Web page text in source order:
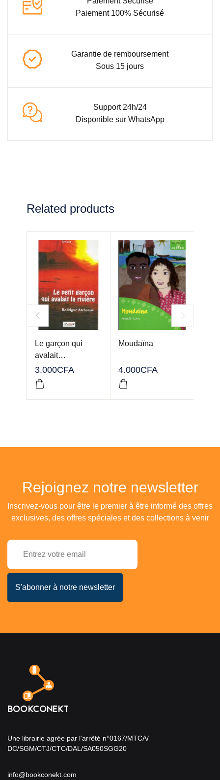
Paiement 100% Sécurisé
Garantie de remboursement
Sous 15 jours
Support 24h/24
Disponible sur WhatsApp
Related products
Le garçon qui
avalait…
3.000CFA
Moudaïna
4.000CFA
Rejoignez notre newsletter
Inscrivez-vous pour être le premier à être informé des offres
exclusives, des offres spéciales et des collections à venir
Une librairie agrée par l'arrêté n°0167/MTCA/
DC/SGM/CTJ/CTC/DAL/SA050SGG20
info@bookconekt.com